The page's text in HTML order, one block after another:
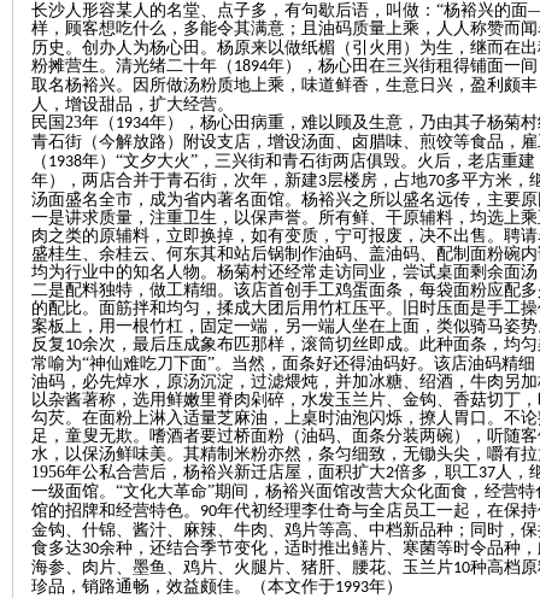
长沙人形容某人的名堂、点子多，有句歇后语，叫做： “杨裕兴的面
样，顾客想吃什么，多能令其满意；且油码质量上乘，人人称赞而
历史。创办人为杨心田。杨原来以做纸楣（引火用）为生，继而在
粉摊营生。清光绪二十年（ 1894年），杨心田在三兴街租得铺面一
取名杨裕兴。因所做汤粉质地上乘，味道鲜香，生意日兴，盈利颇
人，增设甜品，扩大经营。
民国 23年（ 1934年），杨心田病重，难以顾及生意，乃由其子杨菊
青石街（今解放路）附设支店，增设汤面、卤腊味、煎饺等食品，
（ 1938年）“文夕大火”，三兴街和青石街两店俱毁。火后，老店重
年），两店合并于青石街，次年，新建3层楼房，占地70多平方米，
汤面盛名全市，成为省内著名面馆。杨裕兴之所以盛名远传，主要
一是讲求质量，注重卫生，以保声誉。所有鲜、干原辅料，均选上
肉之类的原辅料，立即换掉，如有变质，宁可报废，决不出售。聘
盛桂生、余桂云、何东其和站后锅制作油码、盖油码、配制面粉碗
均为行业中的知名人物。杨菊村还经常走访同业，尝试桌面剩余面
二是配料独特，做工精细。该店首创手工鸡蛋面条，每袋面粉应配
的配比。面筋拌和均匀，揉成大团后用竹杠压平。旧时压面是手工
案板上，用一根竹杠，固定一端，另一端人坐在上面，类似骑马姿
反复10余次，最后压成象布匹那样，滚筒切丝即成。此种面条，均
常喻为“神仙难吃刀下面”。当然，面条好还得油码好。该店油码精
油码，必先焯水，原汤沉淀，过滤煨炖，并加冰糖、绍酒，牛肉另
以杂酱著称，选用鲜嫩里脊肉剁碎，水发玉兰片、金钩、香菇切丁
勾芡。在面粉上淋入适量芝麻油，上桌时油泡闪烁，撩人胃口。不
足，童叟无欺。嗜酒者要过桥面粉（油码、面条分装两碗），听随
水，以保汤鲜味美。其精制米粉亦然，条匀细致，无锄头尖，嚼有
1956年公私合营后，杨裕兴新迁店屋，面积扩大2倍多，职工37人，
一级面馆。“文化大革命”期间，杨裕兴面馆改营大众化面食，经营
馆的招牌和经营特色。 90年代初经理李仕奇与全店员工一起，在保
金钩、什锦、酱汁、麻辣、牛肉、鸡片等高、中档新品种；同时，
食多达30余种，还结合季节变化，适时推出鳝片、寒菌等时令品种
海参、肉片、墨鱼、鸡片、火腿片、猪肝、腰花、玉兰片10种高档
珍品，销路通畅，效益颇佳。（本文作于1993年）